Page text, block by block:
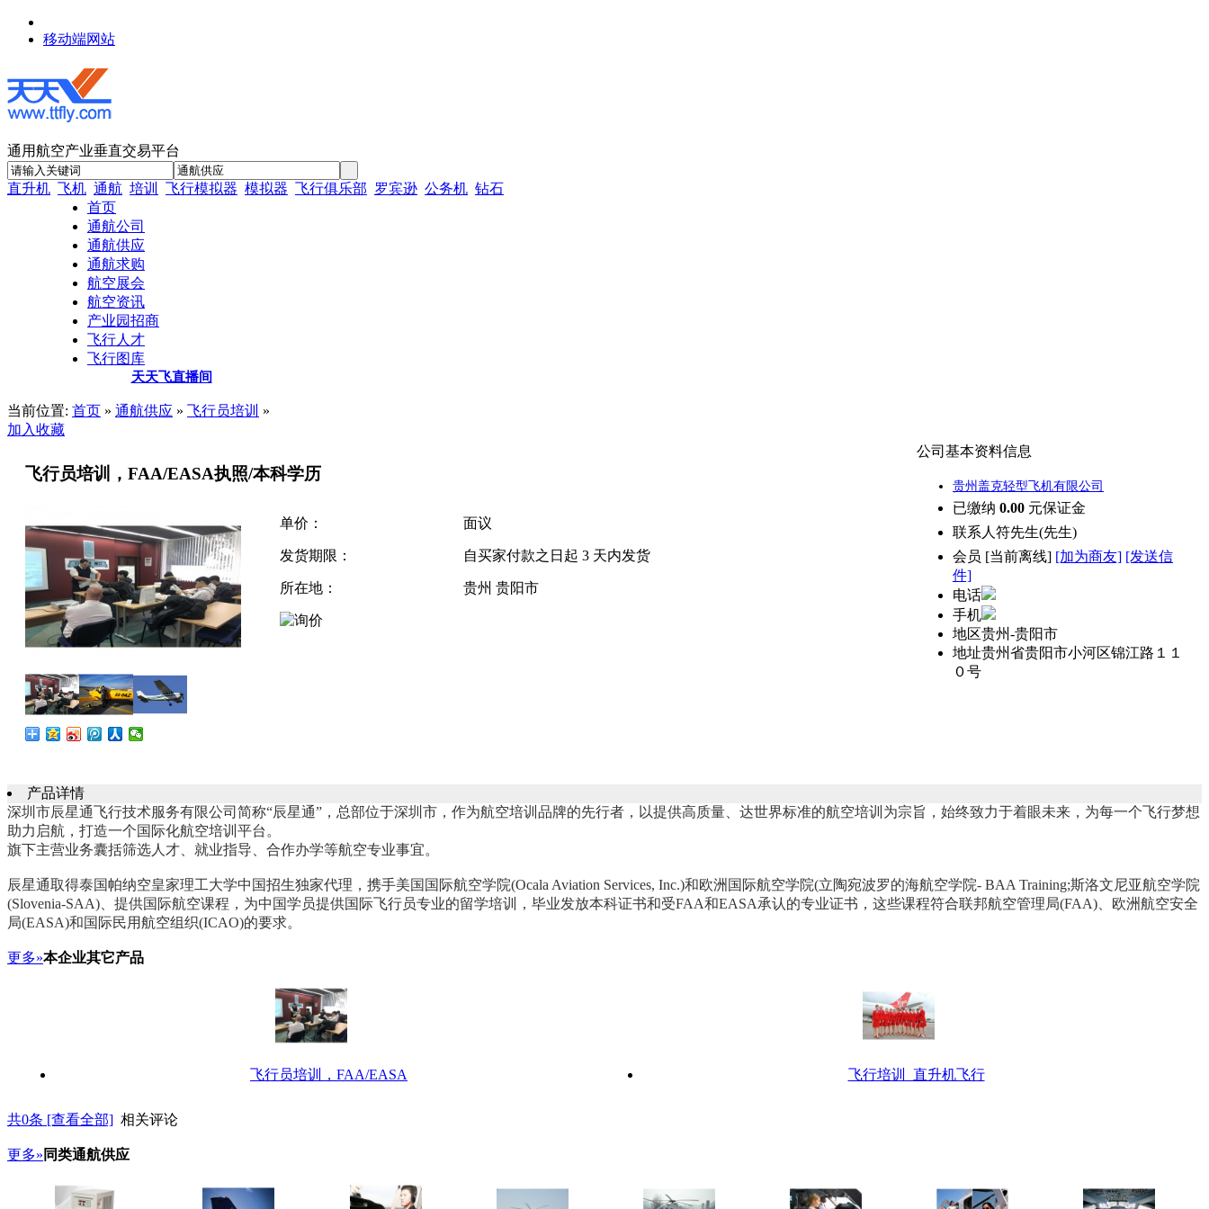
移动端网站
通用航空产业垂直交易平台
直升机 飞机 通航 培训 飞行模拟器 模拟器 飞行俱乐部 罗宾逊 公务机 钻石
首页
通航公司
通航供应
通航求购
航空展会
航空资讯
产业园招商
飞行人才
飞行图库
天天飞直播间
当前位置: 首页 » 通航供应 » 飞行员培训 »
加入收藏
飞行员培训，FAA/EASA执照/本科学历
单价： 面议
发货期限： 自买家付款之日起 3 天内发货
所在地： 贵州 贵阳市
公司基本资料信息
贵州盖克轻型飞机有限公司
已缴纳 0.00 元保证金
联系人 符先生(先生)
会员 [当前离线] [加为商友] [发送信
件]
电话
手机
地区贵州-贵阳市
地址贵州省贵阳市小河区锦江路１１
０号
产品详情
深圳市辰星通飞行技术服务有限公司简称“辰星通”，总部位于深圳市，作为航空培训品牌的先行者，以提供高质量、达世界标准的航空培训为宗旨，始终致力于着眼未来，为每一个飞行梦想
助力启航，打造一个国际化航空培训平台。
旗下主营业务囊括筛选人才、就业指导、合作办学等航空专业事宜。
辰星通取得泰国帕纳空皇家理工大学中国招生独家代理，携手美国国际航空学院(Ocala Aviation Services, Inc.)和欧洲国际航空学院(立陶宛波罗的海航空学院- BAA Training;斯洛文尼亚航空学院
(Slovenia-SAA)、提供国际航空课程，为中国学员提供国际飞行员专业的留学培训，毕业发放本科证书和受FAA和EASA承认的专业证书，这些课程符合联邦航空管理局(FAA)、欧洲航空安全
局(EASA)和国际民用航空组织(ICAO)的要求。
更多»本企业其它产品
飞行员培训，FAA/EASA 飞行培训_直升机飞行
共0条 [查看全部] 相关评论
更多» 同类通航供应